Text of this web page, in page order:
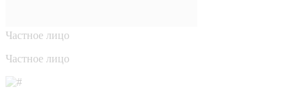
Частное лицо
Частное лицо